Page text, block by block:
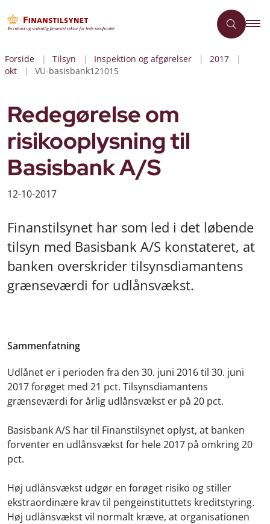
Forside Tilsyn Inspektion og afgørelser
2017
okt
VU-basisbank121015
Redegørelse om
risikooplysning til
Basisbank A/S
12-10-2017
Finanstilsynet har som led i det løbende
tilsyn med Basisbank A/S konstateret, at
banken overskrider tilsynsdiamantens
grænseværdi for udlånsvækst.
Sammenfatning
Udlånet er i perioden fra den 30. juni 2016 til 30. juni
2017 forøget med 21 pct. Tilsynsdiamantens
grænseværdi for årlig udlånsvækst er på 20 pct.
Basisbank A/S har til Finanstilsynet oplyst, at banken
forventer en udlånsvækst for hele 2017 på omkring 20
pct.
Høj udlånsvækst udgør en forøget risiko og stiller
ekstraordinære krav til pengeinstituttets kreditstyring.
Høj udlånsvækst vil normalt kræve, at organisationen